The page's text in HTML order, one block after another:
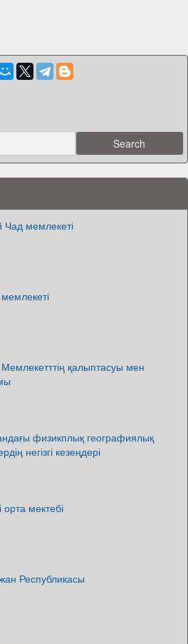
Чад мемлекеті
қалыптасуы мен
физикплық географиялық
негізгі кезеңдері
орта мектебі
Республикасы